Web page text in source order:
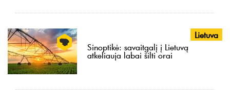
Lietuva
Sinoptikė: savaitgalį į Lietuvą
atkeliauja labai šilti orai